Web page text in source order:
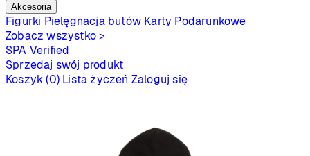
Akcesoria
Figurki Pielęgnacja butów Karty Podarunkowe
Zobacz wszystko >
SPA Verified
Sprzedaj swój produkt
Koszyk (0) Lista życzeń Zaloguj się